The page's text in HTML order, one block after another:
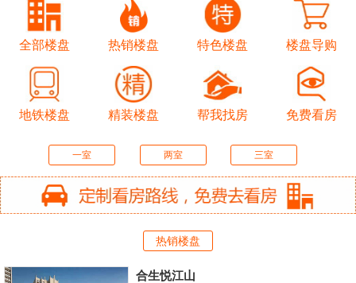
全部楼盘 热销楼盘 特色楼盘 楼盘导购
地铁楼盘 精装楼盘 帮我找房 免费看房
一室 两室 三室
热销楼盘
合生悦江山